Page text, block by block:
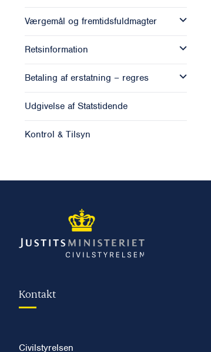
Værgemål og fremtidsfuldmagter
Retsinformation
Betaling af erstatning – regres
Udgivelse af Statstidende
Kontrol & Tilsyn
Kontakt
Civilstyrelsen